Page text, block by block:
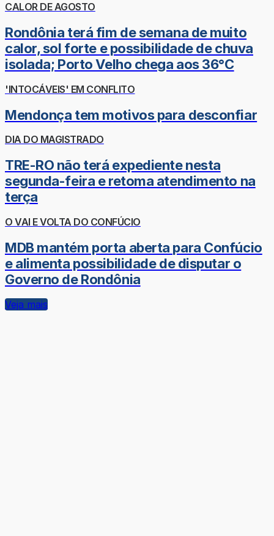
CALOR DE AGOSTO
Rondônia terá fim de semana de muito
calor, sol forte e possibilidade de chuva
isolada; Porto Velho chega aos 36°C
'INTOCÁVEIS' EM CONFLITO
Mendonça tem motivos para desconfiar
DIA DO MAGISTRADO
TRE-RO não terá expediente nesta
segunda-feira e retoma atendimento na
terça
O VAI E VOLTA DO CONFÚCIO
MDB mantém porta aberta para Confúcio
e alimenta possibilidade de disputar o
Governo de Rondônia
Veja mais